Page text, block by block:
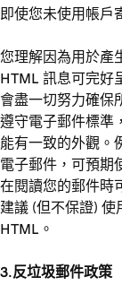
即使您未使用帳戶
您理解因為用於產
HTML 訊息可完好
會盡一切努力確保
遵守電子郵件標準
能有一致的外觀。
電子郵件，可預期
在閱讀您的郵件時
建議 (但不保證) 使
HTML。
3.反垃圾郵件政策